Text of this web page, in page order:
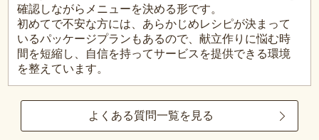
確認しながらメニューを決める形です。
初めてで不安な方には、あらかじめレシピが決まって
いるパッケージプランもあるので、献立作りに悩む時
間を短縮し、自信を持ってサービスを提供できる環境
を整えています。
よくある質問一覧を見る